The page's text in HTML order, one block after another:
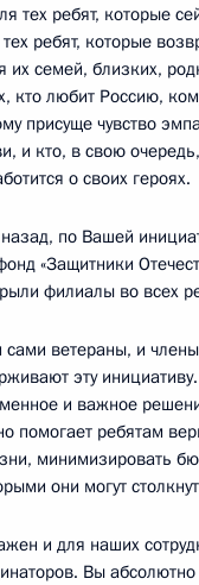
тех ребят, которые
ребят, которые
их семей, близких,
кто любит Россию,
присуще чувство
и кто, в свою
о своих героях.
по Вашей
«Защитники
филиалы во всех
сами ветераны, и
эту
и важное
помогает ребятам
минимизировать
они могут
и для наших
Вы